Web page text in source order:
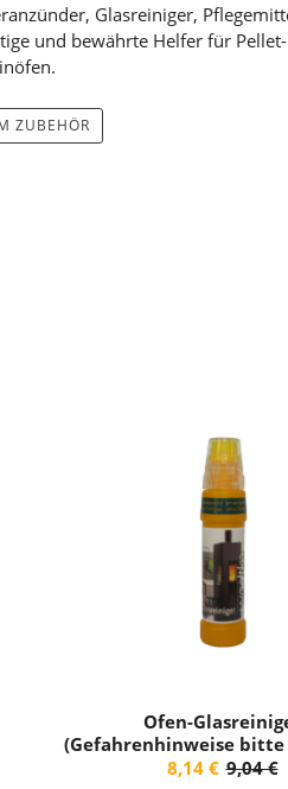
Glasreiniger,
und bewährte Helfer für
ZUBEHÖR
Ofen-
(Gefahrenhinweise